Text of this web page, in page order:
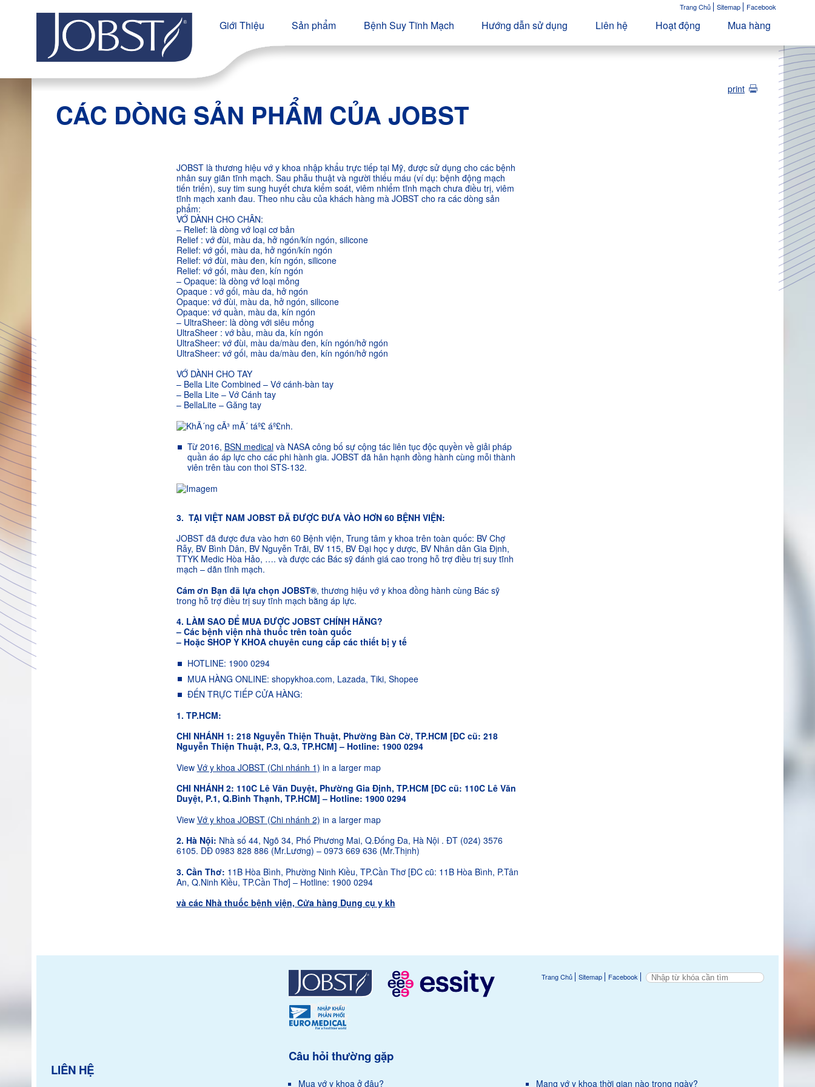
Trang Chủ Sitemap Facebook
Giới Thiệu Sản phẩm Bệnh Suy Tĩnh Mạch Hướng dẫn sử dụng Liên hệ Hoạt động Mua hàng
print
CÁC DÒNG SẢN PHẨM CỦA JOBST
JOBST là thương hiệu vớ y khoa nhập khẩu trực tiếp tại Mỹ, được sử dụng cho các bệnh
nhân suy giãn tĩnh mạch. Sau phẫu thuật và người thiếu máu (ví dụ: bệnh động mạch
tiến triển), suy tim sung huyết chưa kiểm soát, viêm nhiểm tĩnh mạch chưa điều trị, viêm
tĩnh mạch xanh đau. Theo nhu cầu của khách hàng mà JOBST cho ra các dòng sản
phẩm:
VỚ DÀNH CHO CHÂN:
– Relief: là dòng vớ loại cơ bản
Relief : vớ đùi, màu da, hở ngón/kín ngón, silicone
Relief: vớ gối, màu da, hở ngón/kín ngón
Relief: vớ đùi, màu đen, kín ngón, silicone
Relief: vớ gối, màu đen, kín ngón
– Opaque: là dòng vớ loại mỏng
Opaque : vớ gối, màu da, hở ngón
Opaque: vớ đùi, màu da, hở ngón, silicone
Opaque: vớ quần, màu da, kín ngón
– UltraSheer: là dòng với siêu mỏng
UltraSheer : vớ bầu, màu da, kín ngón
UltraSheer: vớ đùi, màu da/màu đen, kín ngón/hở ngón
UltraSheer: vớ gối, màu da/màu đen, kín ngón/hở ngón
VỚ DÀNH CHO TAY
– Bella Lite Combined – Vớ cánh-bàn tay
– Bella Lite – Vớ Cánh tay
– BellaLite – Găng tay
Từ 2016, BSN medicalvà NASA công bố sự cộng tác liên tục độc quyền về giải pháp
quần áo áp lực cho các phi hành gia. JOBST đã hân hạnh đồng hành cùng mỗi thành
viên trên tàu con thoi STS-132.
3. TẠI VIỆT NAM JOBST ĐÃ ĐƯỢC ĐƯA VÀO HƠN 60 BỆNH VIỆN:
JOBST đã được đưa vào hơn 60 Bệnh viện, Trung tâm y khoa trên toàn quốc: BV Chợ
Rẫy, BV Bình Dân, BV Nguyễn Trãi, BV 115, BV Đại học y dược, BV Nhân dân Gia Định,
TTYK Medic Hòa Hảo, …. và được các Bác sỹ đánh giá cao trong hỗ trợ điều trị suy tĩnh
mạch – dãn tĩnh mạch.
Cám ơn Bạn đã lựa chọn JOBST®, thương hiệu vớ y khoa đồng hành cùng Bác sỹ
trong hỗ trợ điều trị suy tĩnh mạch bằng áp lực.
4. LÀM SAO ĐỂ MUA ĐƯỢC JOBST CHÍNH HÃNG?
– Các bệnh viện nhà thuốc trên toàn quốc
– Hoặc SHOP Y KHOA chuyên cung cấp các thiết bị y tế
HOTLINE: 1900 0294
MUA HÀNG ONLINE: shopykhoa.com, Lazada, Tiki, Shopee
ĐẾN TRỰC TIẾP CỬA HÀNG:
1. TP.HCM:
CHI NHÁNH 1: 218 Nguyễn Thiện Thuật, Phường Bàn Cờ, TP.HCM [ĐC cũ: 218
Nguyễn Thiện Thuật, P.3, Q.3, TP.HCM] – Hotline: 1900 0294
View Vớ y khoa JOBST (Chi nhánh 1) in a larger map
CHI NHÁNH 2: 110C Lê Văn Duyệt, Phường Gia Định, TP.HCM [ĐC cũ: 110C Lê Văn
Duyệt, P.1, Q.Bình Thạnh, TP.HCM] – Hotline: 1900 0294
View Vớ y khoa JOBST (Chi nhánh 2) in a larger map
2. Hà Nội: Nhà số 44, Ngõ 34, Phố Phương Mai, Q.Đống Đa, Hà Nội . ĐT (024) 3576
6105. DĐ 0983 828 886 (Mr.Lương) – 0973 669 636 (Mr.Thịnh)
3. Cần Thơ: 11B Hòa Bình, Phường Ninh Kiều, TP.Cần Thơ [ĐC cũ: 11B Hòa Bình, P.Tân
An, Q.Ninh Kiều, TP.Cần Thơ] – Hotline: 1900 0294
và các Nhà thuốc bệnh viện, Cửa hàng Dụng cụ y kh
Trang Chủ Sitemap Facebook
LIÊN HỆ
Câu hỏi thường gặp
Mua vớ y khoa ở đâu? Mang vớ y khoa thời gian nào trong ngày?